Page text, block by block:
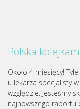
Polska
Około 4 miesięcy!
u lekarza specjalisty
względzie. Jesteśmy
najnowszego raportu